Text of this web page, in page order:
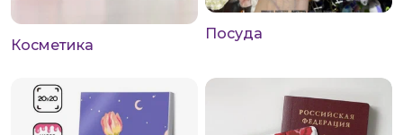
Косметика
Посуда